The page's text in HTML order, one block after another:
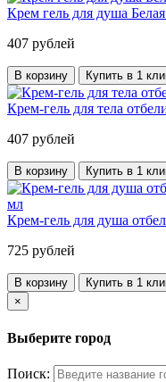
Крем гель для душа
407 рублей
В корзину Купить в 1
Крем-гель для тела
407 рублей
В корзину Купить в 1
Крем-гель для душа
725 рублей
В корзину
Купить в 1
×
Выберите город
Поиск: